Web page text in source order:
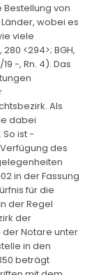
Bestellung von
Länder, wobei es
viele
<294>; BGH,
-, Rn. 4). Das
Als
dabei
ist -
des
in der Fassung
für die
der Regel
der
Notare unter
in den
beträgt